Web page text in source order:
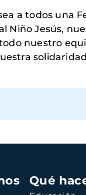
a todos una
Niño Jesús,
nuestro
Qué